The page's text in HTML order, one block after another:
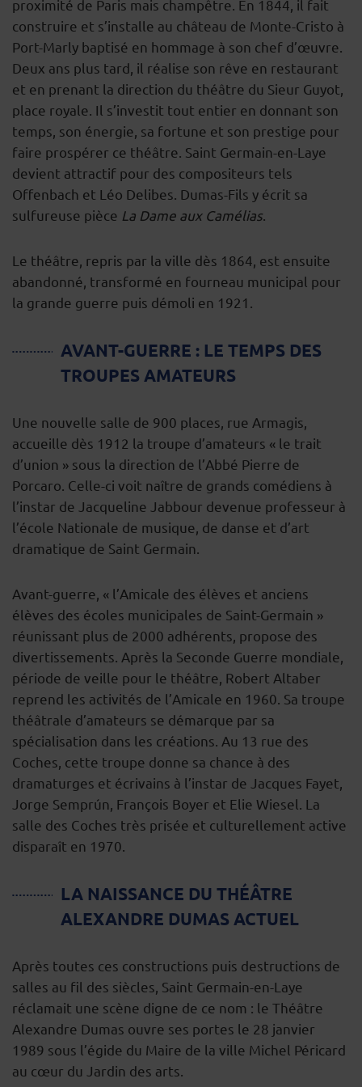
proximité de Paris mais champêtre. En 1844, il fait
construire et s’installe au château de Monte-Cristo à
Port-Marly baptisé en hommage à son chef d’œuvre.
Deux ans plus tard, il réalise son rêve en restaurant
et en prenant la direction du théâtre du Sieur Guyot,
place royale. Il s’investit tout entier en donnant son
temps, son énergie, sa fortune et son prestige pour
faire prospérer ce théâtre. Saint Germain-en-Laye
devient attractif pour des compositeurs tels
Offenbach et Léo Delibes. Dumas-Fils y écrit sa
sulfureuse pièce La Dame aux Camélias
Le théâtre, repris par la ville dès 1864, est ensuite
abandonné, transformé en fourneau municipal pour
la grande guerre puis démoli en 1921.
AVANT-GUERRE : LE TEMPS DES
TROUPES AMATEURS
Une nouvelle salle de 900 places, rue Armagis,
accueille dès 1912 la troupe d’amateurs « le trait
d’union » sous la direction de l’Abbé Pierre de
Porcaro. Celle-ci voit naître de grands comédiens à
l’instar de Jacqueline Jabbour devenue professeur à
l’école Nationale de musique, de danse et d’art
dramatique de Saint Germain.
Avant-guerre, « l’Amicale des élèves et anciens
élèves des écoles municipales de Saint-Germain »
réunissant plus de 2000 adhérents, propose des
divertissements. Après la Seconde Guerre mondiale,
période de veille pour le théâtre, Robert Altaber
reprend les activités de l’Amicale en 1960. Sa troupe
théâtrale d’amateurs se démarque par sa
spécialisation dans les créations. Au 13 rue des
Coches, cette troupe donne sa chance à des
dramaturges et écrivains à l’instar de Jacques Fayet,
Jorge Semprún, François Boyer et Elie Wiesel. La
salle des Coches très prisée et culturellement active
disparaît en 1970.
LA NAISSANCE DU THÉÂTRE
ALEXANDRE DUMAS ACTUEL
Après toutes ces constructions puis destructions de
salles au fil des siècles, Saint Germain-en-Laye
réclamait une scène digne de ce nom : le Théâtre
Alexandre Dumas ouvre ses portes le 28 janvier
1989 sous l’égide du Maire de la ville Michel Péricard
au cœur du Jardin des arts.